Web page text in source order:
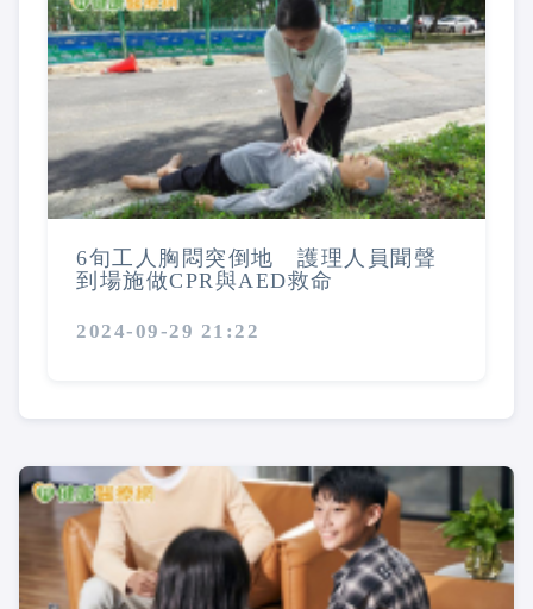
6旬工人胸悶突倒地 護理人員聞聲
到場施做CPR與AED救命
2024-09-29 21:22